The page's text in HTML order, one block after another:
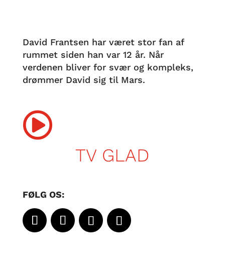
David Frantsen har været stor fan af
rummet siden han var 12 år. Når
verdenen bliver for svær og kompleks,
drømmer David sig til Mars.

TV GLAD
FØLG OS: